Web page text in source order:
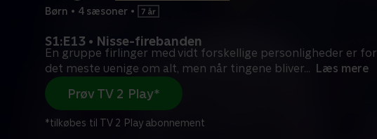
Børn • 4 sæsoner •
S1:E13 • Nisse-firebanden
En gruppe firlinger med vidt forskellige personligheder er for
det meste uenige om alt, men når tingene bliver... Læs mere
Prøv TV 2 Play*
*tilkøbes til TV 2 Play abonnement